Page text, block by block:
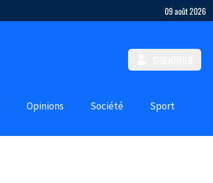
09 août 2026
Opinions Société Sport